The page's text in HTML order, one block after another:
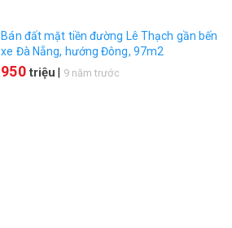
Bán đất mặt tiền đường Lê Thạch gần bến
xe Đà Nẵng, hướng Đông, 97m2
950triệu 9 năm trước